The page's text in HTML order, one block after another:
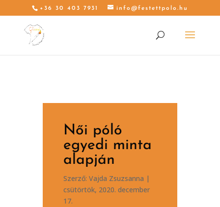
+36 30 403 7931 info@festettpolo.hu
Női póló
egyedi minta
alapján
Szerző: Vajda Zsuzsanna |
csütörtök, 2020. december
17.